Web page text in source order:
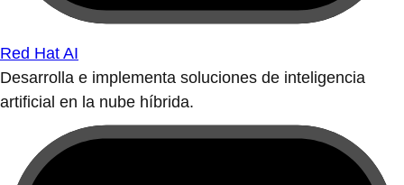
Red Hat AI
Desarrolla e implementa soluciones de inteligencia
artificial en la nube híbrida.